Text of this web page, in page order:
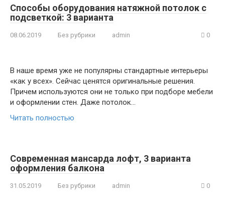
Способы оборудования натяжной потолок с
подсветкой: 3 варианта
08.06.2019 Без рубрики admin 0
В наше время уже не популярны стандартные интерьеры
«как у всех». Сейчас ценятся оригинальные решения.
Причем используются они не только при подборе мебели
и оформлении стен. Даже потолок…
Читать полностью
Современная мансарда лофт, 3 варианта
оформления балкона
31.05.2019 Без рубрики admin 0